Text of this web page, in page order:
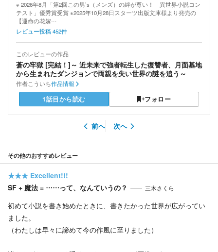
※ 2026年8月「第2回この男’s（メンズ）の絆が尊い！ 異世界小説コン
テスト」優秀賞受賞 ※2025年10月28日スターツ出版文庫様より発売の
【運命の花嫁…
レビュー投稿452件
このレビューの作品
蒼の牢獄 [完結！]～ 近未来で強者転生した復讐者、月面基地
から生まれたダンジョンで両親を失い世界の謎を追う～
作者こういち作品情報
1話目から読む フォロー
前へ 次へ
その他のおすすめレビュー
★★★ Excellent!!!
SF + 魔法 = ……って、なんていうの？
三木さくら
初めて小説を書き始めたときに、書きたかった世界が広がってい
ました。
（わたしは早々に諦めて今の作風に至りました）